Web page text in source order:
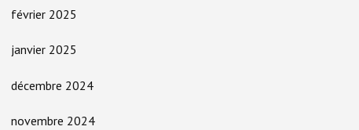
février 2025
janvier 2025
décembre 2024
novembre 2024